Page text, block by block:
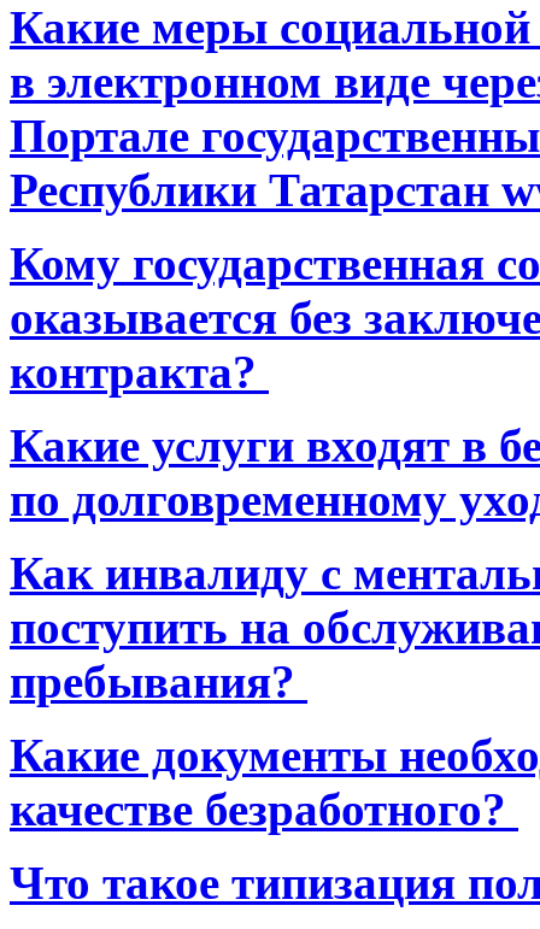
Какие меры
в электронном виде
Портале
Республики Татарстан
Кому государственная
оказывается без
контракта?
Какие услуги входят в
по долговременному
Как инвалиду с
поступить на
пребывания?
Какие документы
качестве безработного?
Что такое типизация